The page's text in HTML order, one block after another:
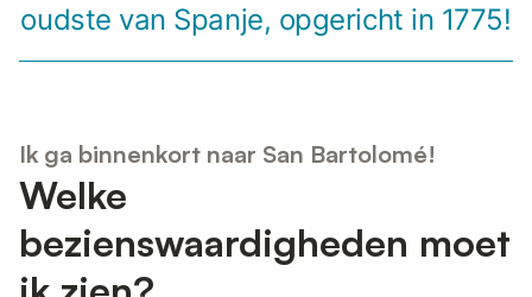
oudste van Spanje, opgericht in 1775!
Ik ga binnenkort naar San Bartolomé!
Welke
bezienswaardigheden moet